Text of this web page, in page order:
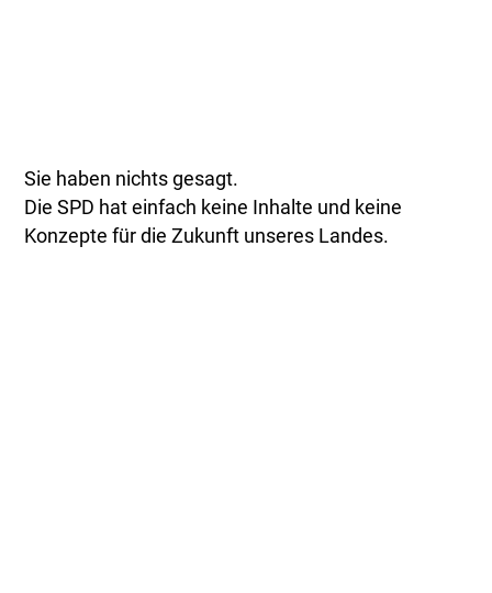
Sie haben nichts gesagt.
Die SPD hat einfach keine Inhalte und keine
Konzepte für die Zukunft unseres Landes.